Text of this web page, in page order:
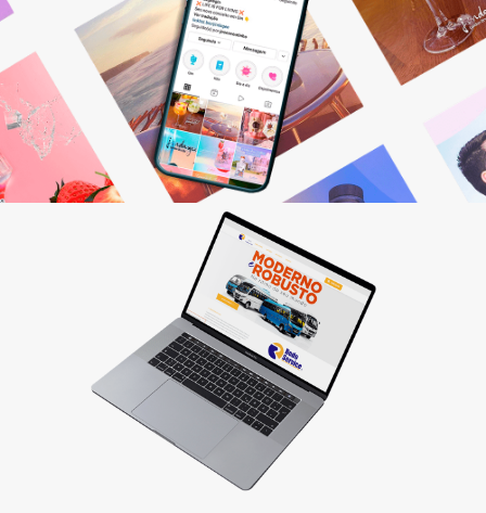
Otimizamos resultados! Fazemos o planejamento,
produção e monitoramento dos seus canais digitais.
Saiba mais
Quer vender pela internet? Desenvolvemos sites
personalizados que fazem seu cliente comprar!
Saiba mais